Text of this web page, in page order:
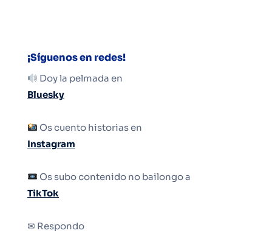
¡Síguenos en redes!
Doy la pelmada en
Bluesky
Os cuento historias en
Instagram
Os subo contenido no bailongo a
TikTok
✉ Respondo